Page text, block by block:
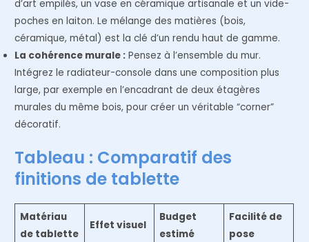
d’art empilés, un vase en céramique artisanale et un vide-
poches en laiton. Le mélange des matières (bois,
céramique, métal) est la clé d’un rendu haut de gamme.
La cohérence murale : Pensez à l’ensemble du mur.
Intégrez le radiateur-console dans une composition plus
large, par exemple en l’encadrant de deux étagères
murales du même bois, pour créer un véritable “corner”
décoratif.
Tableau : Comparatif des
finitions de tablette
Matériau
de tablette
Effet visuel
Budget
estimé
Facilité de
pose